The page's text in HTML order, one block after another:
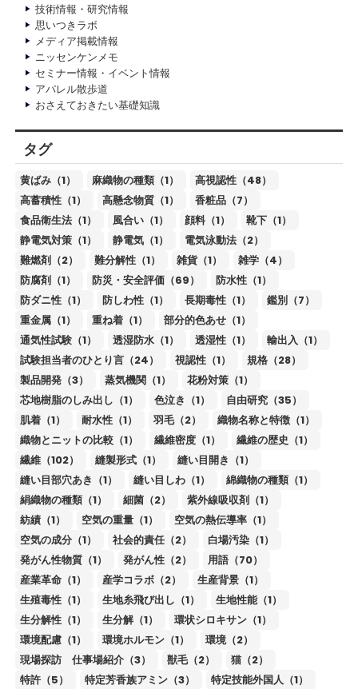
技術情報・研究情報
思いつきラボ
メディア掲載情報
ニッセンケンメモ
セミナー情報・イベント情報
アパレル散歩道
おさえておきたい基礎知識
タグ
黄ばみ（1） 麻織物の種類（1）
高視認性（48）
高蓄積性（1）
高懸念物質（1）
香粧品（7）
食品衛生法（1）
風合い（1） 顔料（1）
靴下（1）
静電気対策（1）
静電気（1）
電気泳動法（2）
難燃剤（2）
難分解性（1） 雑貨（1）
雑学（4）
防腐剤（1）
防災・安全評価（69）
防水性（1）
防ダニ性（1）
防しわ性（1） 長期毒性（1）
鑑別（7）
重金属（1）
重ね着（1）
部分的色あせ（1）
通気性試験（1）
透湿防水（1） 透湿性（1）
輸出入（1）
試験担当者のひとり言（24）
視認性（1）
規格（28）
製品開発（3）
蒸気機関（1）
花粉対策（1）
芯地樹脂のしみ出し（1）
色泣き（1）
自由研究（35）
肌着（1）
耐水性（1） 羽毛（2）
織物名称と特徴（1）
織物とニットの比較（1）
繊維密度（1）
繊維の歴史（1）
繊維（102）
縫製形式（1）
縫い目開き（1）
縫い目部穴あき（1）
縫い目しわ（1）
綿織物の種類（1）
絹織物の種類（1）
細菌（2）
紫外線吸収剤（1）
紡績（1）
空気の重量（1）
空気の熱伝導率（1）
空気の成分（1）
社会的責任（2）
白場汚染（1）
発がん性物質（1）
発がん性（2）
用語（70）
産業革命（1）
産学コラボ（2）
生産背景（1）
生殖毒性（1）
生地糸飛び出し（1）
生地性能（1）
生分解性（1）
生分解（1）
環状シロキサン（1）
環境配慮（1）
環境ホルモン（1）
環境（2）
現場探訪 仕事場紹介（3）
獣毛（2）
猫（2）
特許（5）
特定芳香族アミン（3）
特定技能外国人（1）